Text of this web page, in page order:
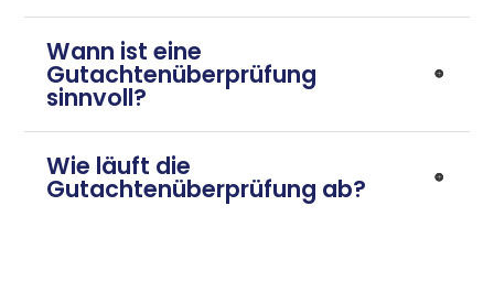
Wann ist eine
Gutachtenüberprüfung
sinnvoll?
Wie läuft die
Gutachtenüberprüfung ab?